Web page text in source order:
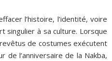
l’histoire, l’identité, voire
singulier à sa culture. Lorsque
de costumes exécutent
de l’anniversaire de la Nakba,